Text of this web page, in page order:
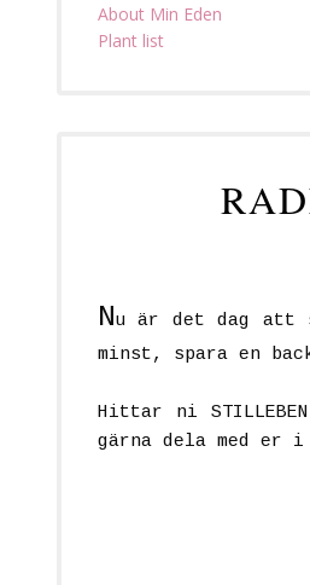
About Min Eden
Plant list
Nu är det dag att
minst, spara en
Hittar ni
gärna dela med